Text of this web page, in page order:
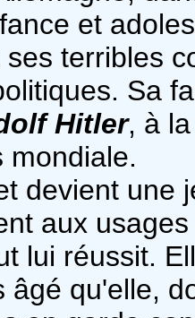
et
terribles
Sa
Hitler, à
mondiale.
devient une
aux
lui réussit.
âgé qu'elle,